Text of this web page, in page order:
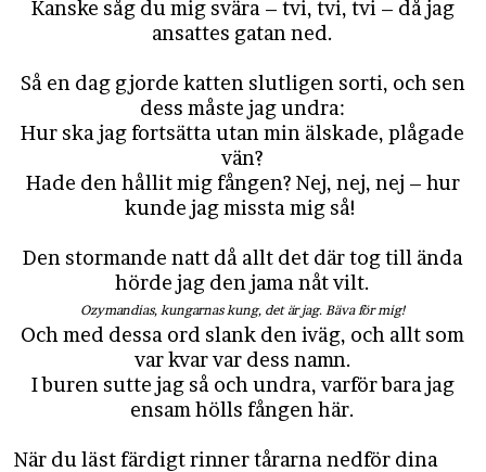
Kanske såg du mig svära – tvi, tvi, tvi – då jag
ansattes gatan ned.
Så en dag gjorde katten slutligen sorti, och sen
dess måste jag undra:
Hur ska jag fortsätta utan min älskade, plågade
vän?
Hade den hållit mig fången? Nej, nej, nej – hur
kunde jag missta mig så!
Den stormande natt då allt det där tog till ända
hörde jag den jama nåt vilt.
Ozymandias, kungarnas kung, det är jag. Bäva för mig!
Och med dessa ord slank den iväg, och allt som
var kvar var dess namn.
I buren sutte jag så och undra, varför bara jag
ensam hölls fången här.
När du läst färdigt rinner tårarna nedför dina